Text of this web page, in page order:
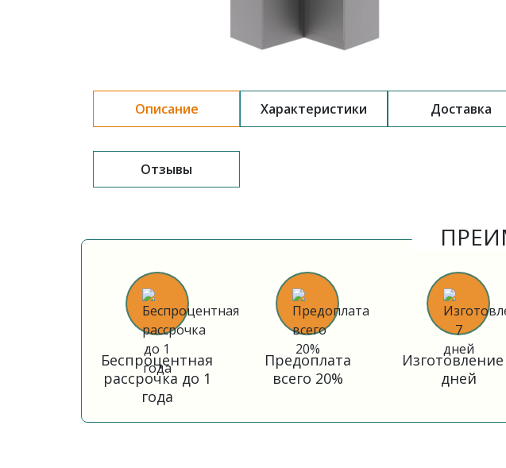
Описание Характеристики Доставка
Отзывы
Беспроцентная
рассрочка до 1
года
Предоплата
всего 20%
дней